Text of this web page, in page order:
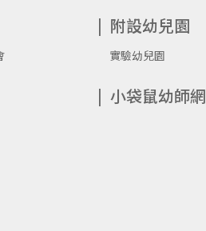
附設幼兒園
實驗幼兒園
小袋鼠幼師網